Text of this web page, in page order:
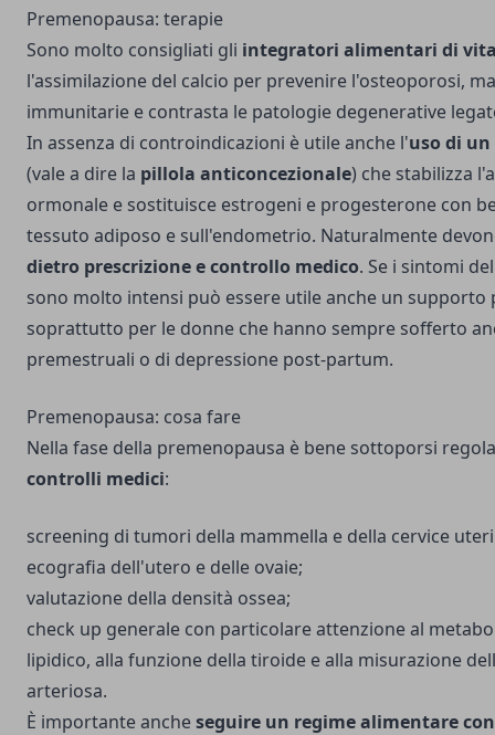
Premenopausa: terapie
Sono molto consigliati gli integratori alimentari di
l'assimilazione del calcio per prevenire l'osteoporosi,
immunitarie e contrasta le patologie degenerative
In assenza di controindicazioni è utile anche l'uso di
(vale a dire la pillola anticoncezionale) che stabilizza
ormonale e sostituisce estrogeni e progesterone con
tessuto adiposo e sull'endometrio. Naturalmente
dietro prescrizione e controllo medico. Se i sintomi
sono molto intensi può essere utile anche un supporto
soprattutto per le donne che hanno sempre sofferto
premestruali o di depressione post-partum.
Premenopausa: cosa fare
Nella fase della premenopausa è bene sottoporsi
controlli medici:
screening di tumori della mammella e della cervice
ecografia dell'utero e delle ovaie;
valutazione della densità ossea;
check up generale con particolare attenzione al
lipidico, alla funzione della tiroide e alla misurazione
arteriosa.
È importante ancheseguire un regime alimentare